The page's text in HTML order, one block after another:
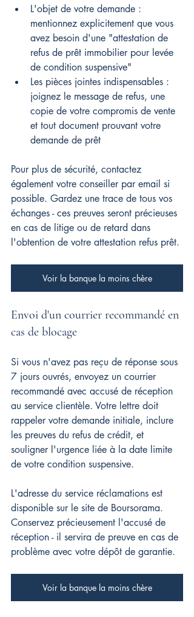
L'objet de votre demande :
mentionnez explicitement que vous
avez besoin d'une "attestation de
refus de prêt immobilier pour levée
de condition suspensive"
Les pièces jointes indispensables :
joignez le message de refus, une
copie de votre compromis de vente
et tout document prouvant votre
demande de prêt
Pour plus de sécurité, contactez
également votre conseiller par email si
possible. Gardez une trace de tous vos
échanges - ces preuves seront précieuses
en cas de litige ou de retard dans
l'obtention de votre attestation refus prêt.
Voir la banque la moins chère
Envoi d'un courrier recommandé en
cas de blocage
Si vous n'avez pas reçu de réponse sous
7 jours ouvrés, envoyez un courrier
recommandé avec accusé de réception
au service clientèle. Votre lettre doit
rappeler votre demande initiale, inclure
les preuves du refus de crédit, et
souligner l'urgence liée à la date limite
de votre condition suspensive.
L'adresse du service réclamations est
disponible sur le site de Boursorama.
Conservez précieusement l'accusé de
réception - il servira de preuve en cas de
problème avec votre dépôt de garantie.
Voir la banque la moins chère